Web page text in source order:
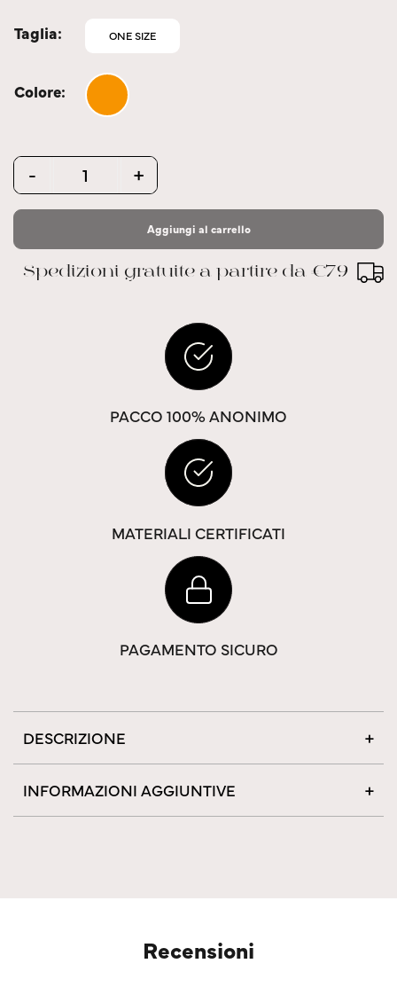
Taglia ONE SIZE
Colore
Quantity
- +
Aggiungi al carrello
Spedizioni gratuite a partire da €79
PACCO 100% ANONIMO
MATERIALI CERTIFICATI
PAGAMENTO SICURO
DESCRIZIONE
INFORMAZIONI AGGIUNTIVE
Recensioni